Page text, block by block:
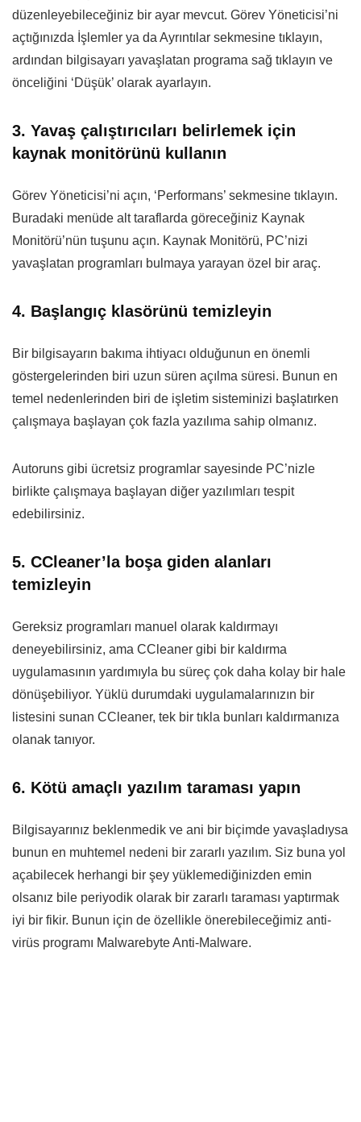
düzenleyebileceğiniz bir ayar mevcut. Görev Yöneticisi’ni
açtığınızda İşlemler ya da Ayrıntılar sekmesine tıklayın,
ardından bilgisayarı yavaşlatan programa sağ tıklayın ve
önceliğini ‘Düşük’ olarak ayarlayın.
3. Yavaş çalıştırıcıları belirlemek için
kaynak monitörünü kullanın
Görev Yöneticisi’ni açın, ‘Performans’ sekmesine tıklayın.
Buradaki menüde alt taraflarda göreceğiniz Kaynak
Monitörü’nün tuşunu açın. Kaynak Monitörü, PC’nizi
yavaşlatan programları bulmaya yarayan özel bir araç.
4. Başlangıç klasörünü temizleyin
Bir bilgisayarın bakıma ihtiyacı olduğunun en önemli
göstergelerinden biri uzun süren açılma süresi. Bunun en
temel nedenlerinden biri de işletim sisteminizi başlatırken
çalışmaya başlayan çok fazla yazılıma sahip olmanız.
Autoruns gibi ücretsiz programlar sayesinde PC’nizle
birlikte çalışmaya başlayan diğer yazılımları tespit
edebilirsiniz.
5. CCleaner’la boşa giden alanları
temizleyin
Gereksiz programları manuel olarak kaldırmayı
deneyebilirsiniz, ama CCleaner gibi bir kaldırma
uygulamasının yardımıyla bu süreç çok daha kolay bir hale
dönüşebiliyor. Yüklü durumdaki uygulamalarınızın bir
listesini sunan CCleaner, tek bir tıkla bunları kaldırmanıza
olanak tanıyor.
6. Kötü amaçlı yazılım taraması yapın
Bilgisayarınız beklenmedik ve ani bir biçimde yavaşladıysa
bunun en muhtemel nedeni bir zararlı yazılım. Siz buna yol
açabilecek herhangi bir şey yüklemediğinizden emin
olsanız bile periyodik olarak bir zararlı taraması yaptırmak
iyi bir fikir. Bunun için de özellikle önerebileceğimiz anti-
virüs programı Malwarebyte Anti-Malware.